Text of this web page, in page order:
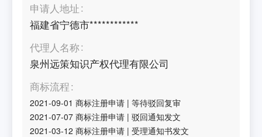
申请人地址
福建省宁德市************
代理人名称
泉州远策知识产权代理有限公司
商标流程
2021-09-01 商标注册申请 |等待驳回复审
2021-07-07 商标注册申请 |驳回通知发文
2021-03-12 商标注册申请 |受理通知书发文